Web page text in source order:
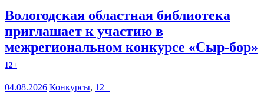
Вологодская областная библиотека
приглашает к участию в
межрегиональном конкурсе «Сыр-бор»
12+
04.08.2026 Конкурсы, 12+